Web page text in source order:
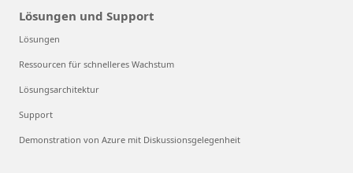
Lösungen und Support
Lösungen
Ressourcen für schnelleres Wachstum
Lösungsarchitektur
Support
Demonstration von Azure mit Diskussionsgelegenheit